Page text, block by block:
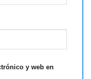
y web en